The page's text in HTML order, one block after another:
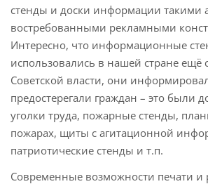
стенды и доски информации такими
востребованными рекламными
Интересно, что информационные
использовались в нашей стране ещё
Советской власти, они
предостерегали граждан – это были
уголки труда, пожарные стенды,
пожарах, щиты с агитационной
патриотические стенды и т.п.
Современные возможности печати и